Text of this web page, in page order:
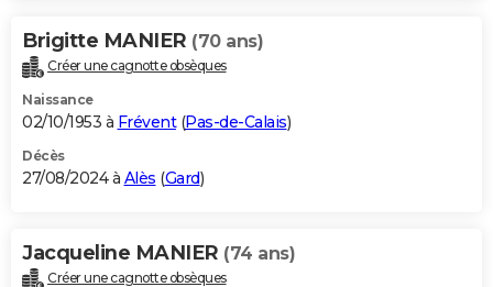
Brigitte MANIER (70 ans)
Créer une cagnotte obsèques
Naissance
02/10/1953 à Frévent(Pas-de-Calais)
Décès
27/08/2024 à Alès (Gard)
Jacqueline MANIER (74 ans)
Créer une cagnotte obsèques